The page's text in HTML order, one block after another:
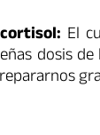
El
dosis